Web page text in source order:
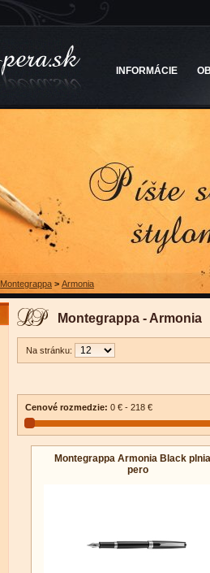
INFORMÁCIE
Montegrappa > Armonia
Montegrappa - Armonia
Na stránku:
Cenové rozmedzie: 0 € - 218 €
Montegrappa Armonia Black
pero